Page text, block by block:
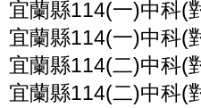
宜蘭縣114(一)中科(
宜蘭縣114(一)中科(
宜蘭縣114(二)中科(
宜蘭縣114(二)中科(